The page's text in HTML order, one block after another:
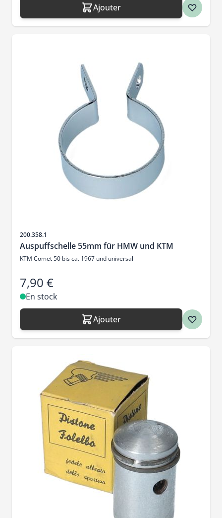
Ajouter
SKU
200.358.1
Auspuffschelle 55mm für HMW und KTM
KTM Comet 50 bis ca. 1967 und universal
7,90 €
En stock
Ajouter